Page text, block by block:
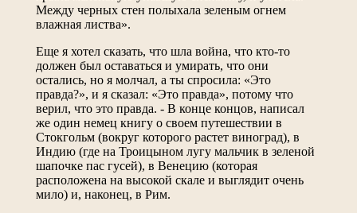
Между черных стен полыхала зеленым огнем
влажная листва».
Еще я хотел сказать, что шла война, что кто-то
должен был оставаться и умирать, что они
остались, но я молчал, а ты спросила: «Это
правда?», и я сказал: «Это правда», потому что
верил, что это правда. - В конце концов, написал
же один немец книгу о своем путешествии в
Стокгольм (вокруг которого растет виноград), в
Индию (где на Троицыном лугу мальчик в зеленой
шапочке пас гусей), в Венецию (которая
расположена на высокой скале и выглядит очень
мило) и, наконец, в Рим.